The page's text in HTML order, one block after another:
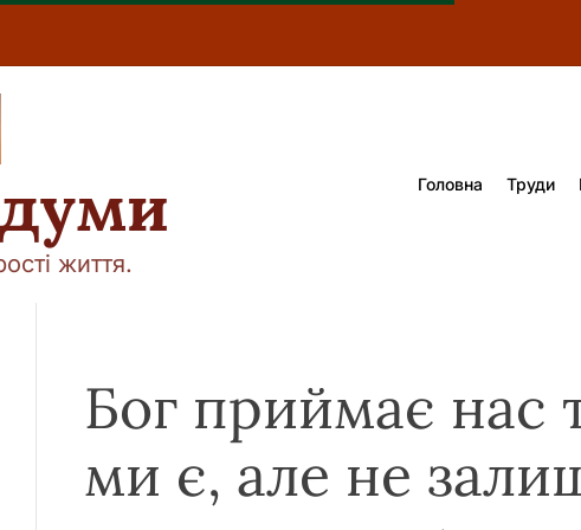
життя.
Головна Труди
Бог приймає нас
ми є, але не